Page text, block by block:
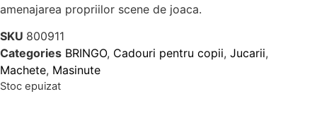
amenajarea propriilor scene de joaca.
SKU 800911
Categories BRINGO, Cadouri pentru copii, Jucarii,
Machete, Masinute
Stoc epuizat